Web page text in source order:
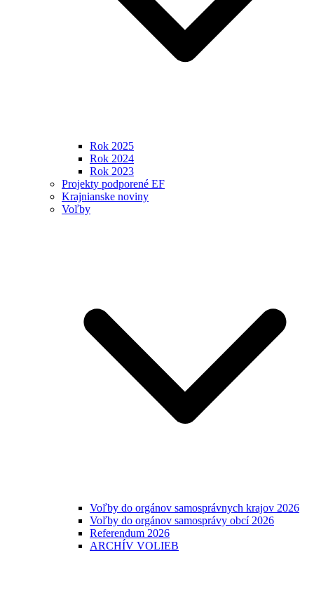
Rok 2025
Rok 2024
Rok 2023
Projekty podporené EF
Krajnianske noviny
Voľby
Voľby do orgánov samosprávnych krajov 2026
Voľby do orgánov samosprávy obcí 2026
Referendum 2026
ARCHÍV VOLIEB